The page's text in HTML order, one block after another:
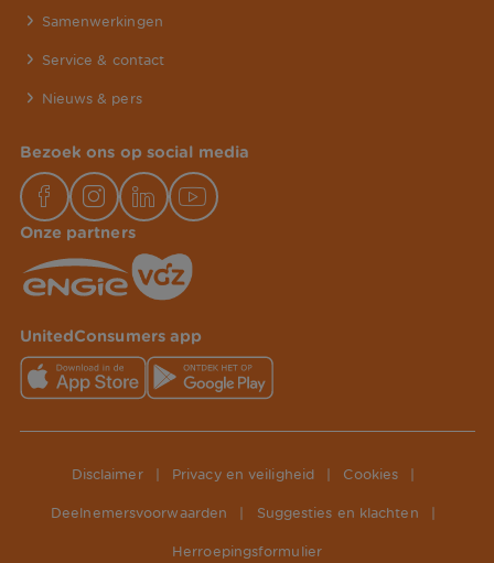
Samenwerkingen
Service & contact
Nieuws & pers
Bezoek ons op social media
Onze partners
UnitedConsumers app
Disclaimer Privacy en veiligheid Cookies
Deelnemersvoorwaarden Suggesties en klachten
Herroepingsformulier